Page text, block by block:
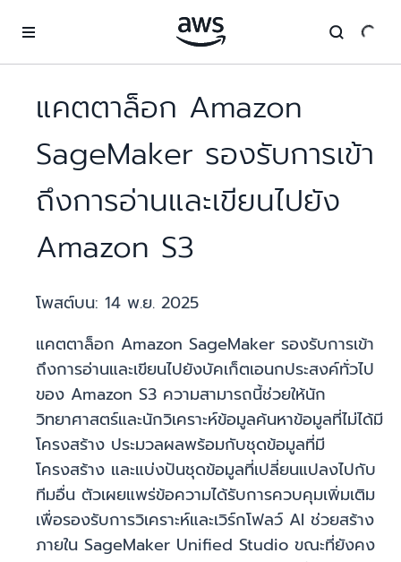
แคตตาล็อก Amazon
SageMaker รองรับการเข้า
ถึงการอ่านและเขียนไปยัง
Amazon S3
โพสต์บน: 14 พ.ย. 2025
แคตตาล็อก Amazon SageMaker รองรับการเข้า
ถึงการอ่านและเขียนไปยังบัคเก็ตเอนกประสงค์ทั่วไป
ของ Amazon S3 ความสามารถนี้ช่วยให้นัก
วิทยาศาสตร์และนักวิเคราะห์ข้อมูลค้นหาข้อมูลที่ไม่ได้มี
โครงสร้าง ประมวลผลพร้อมกับชุดข้อมูลที่มี
โครงสร้าง และแบ่งปันชุดข้อมูลที่เปลี่ยนแปลงไปกับ
ทีมอื่น ตัวเผยแพร่ข้อความได้รับการควบคุมเพิ่มเติม
เพื่อรองรับการวิเคราะห์และเวิร์กโฟลว์ AI ช่วยสร้าง
ภายใน SageMaker Unified Studio ขณะที่ยังคง